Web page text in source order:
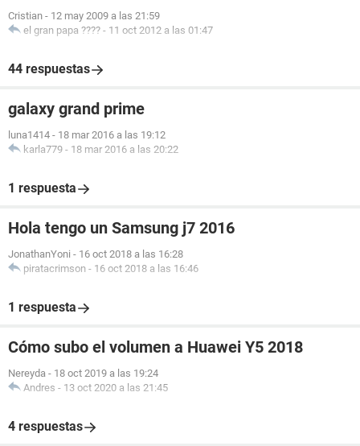
Cristian - 12 may 2009 a las 21:59
el gran papa ???? - 11 oct 2012 a las 01:47
44 respuestas
galaxy grand prime
luna1414 - 18 mar 2016 a las 19:12
karla779 - 18 mar 2016 a las 20:22
1 respuesta
Hola tengo un Samsung j7 2016
JonathanYoni - 16 oct 2018 a las 16:28
piratacrimson - 16 oct 2018 a las 16:46
1 respuesta
Cómo subo el volumen a Huawei Y5 2018
Nereyda - 18 oct 2019 a las 19:24
Andres - 13 oct 2020 a las 21:45
4 respuestas